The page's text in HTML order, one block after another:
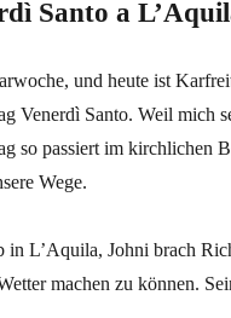
Santo a
und heute ist
Venerdì Santo. Weil mich
so passiert im kirchlichen
Wege.
in L’Aquila, Johni brach
machen zu können.